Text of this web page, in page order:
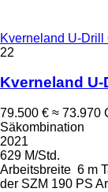
Kverneland U-
22
Kverneland U-
79.500 € ≈ 73.970
Säkombination
2021
629 M/Std.
Arbeitsbreite 6 m
der SZM 190 PS